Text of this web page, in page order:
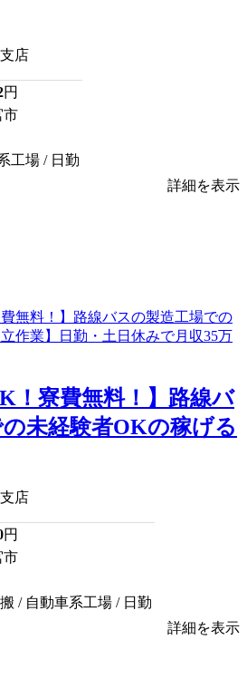
店
円
市
工場 / 日勤
詳細を表示
！寮費無料！】路線バ
未経験者OKの稼げる
店
円
市
/ 自動車系工場 / 日勤
詳細を表示